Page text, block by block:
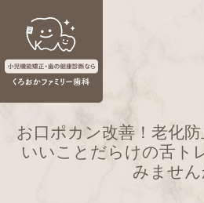
お口ポカン改善！老化
いいことだらけの舌ト
みませ